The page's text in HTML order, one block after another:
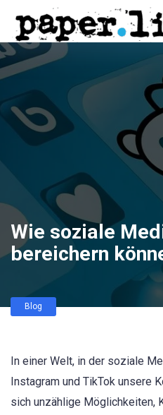
Wie soziale
bereichern
Blog
In einer Welt, in der soziale
Instagram und TikTok unsere
sich unzählige Möglichkeiten,